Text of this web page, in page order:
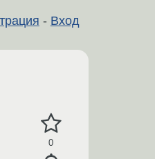
- Вход
0